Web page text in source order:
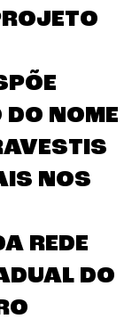
DO NOME
NOS
REDE
DO